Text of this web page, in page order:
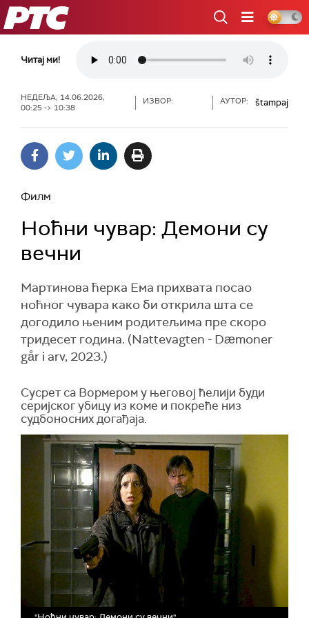
РТС
Читај ми!
НЕДЕЉА, 14.06.2026,
00:25 -> 10:38
ИЗВОР: АУТОР: štampaj
Филм
Ноћни чувар: Демони су
вечни
Мартинова ћерка Ема прихвата посао
ноћног чувара како би открила шта се
догодило њеним родитељима пре скоро
тридесет година. (Nattevagten - Dæmoner
går i arv, 2023.)
Сусрет са Вормером у његовој ћелији буди
серијског убицу из коме и покреће низ
судбоносних догађаја.